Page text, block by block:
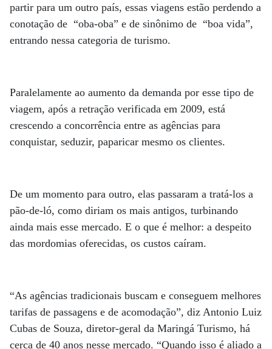
partir para um outro país, essas viagens estão perdendo a
conotação de “oba-oba” e de sinônimo de “boa vida”,
entrando nessa categoria de turismo.
Paralelamente ao aumento da demanda por esse tipo de
viagem, após a retração verificada em 2009, está
crescendo a concorrência entre as agências para
conquistar, seduzir, paparicar mesmo os clientes.
De um momento para outro, elas passaram a tratá-los a
pão-de-ló, como diriam os mais antigos, turbinando
ainda mais esse mercado. E o que é melhor: a despeito
das mordomias oferecidas, os custos caíram.
“As agências tradicionais buscam e conseguem melhores
tarifas de passagens e de acomodação”, diz Antonio Luiz
Cubas de Souza, diretor-geral da Maringá Turismo, há
cerca de 40 anos nesse mercado. “Quando isso é aliado a